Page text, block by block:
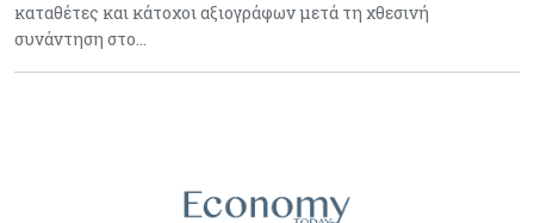
καταθέτες και κάτοχοι αξιογράφων μετά τη χθεσινή
συνάντηση στο…